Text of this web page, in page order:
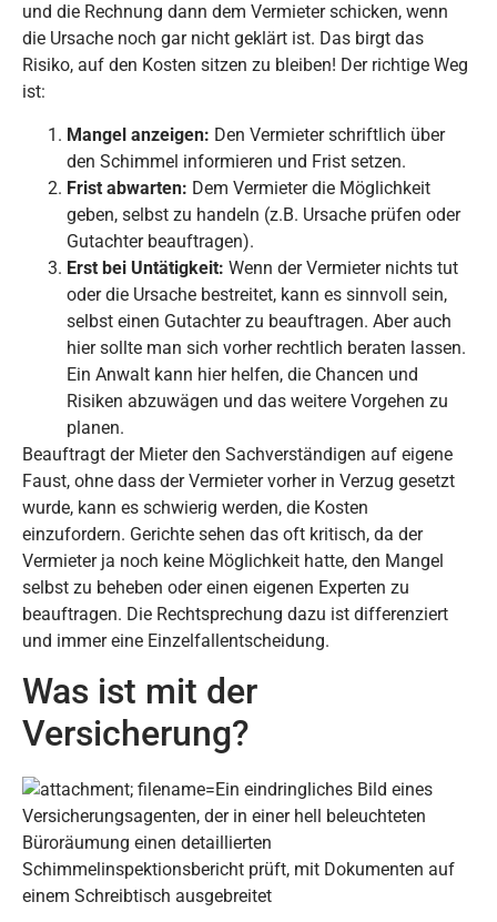
und die Rechnung dann dem Vermieter schicken, wenn
die Ursache noch gar nicht geklärt ist. Das birgt das
Risiko, auf den Kosten sitzen zu bleiben! Der richtige Weg
ist:
Mangel anzeigen: Den Vermieter schriftlich über
den Schimmel informieren und Frist setzen.
Frist abwarten: Dem Vermieter die Möglichkeit
geben, selbst zu handeln (z.B. Ursache prüfen oder
Gutachter beauftragen).
Erst bei Untätigkeit: Wenn der Vermieter nichts tut
oder die Ursache bestreitet, kann es sinnvoll sein,
selbst einen Gutachter zu beauftragen. Aber auch
hier sollte man sich vorher rechtlich beraten lassen.
Ein Anwalt kann hier helfen, die Chancen und
Risiken abzuwägen und das weitere Vorgehen zu
planen.
Beauftragt der Mieter den Sachverständigen auf eigene
Faust, ohne dass der Vermieter vorher in Verzug gesetzt
wurde, kann es schwierig werden, die Kosten
einzufordern. Gerichte sehen das oft kritisch, da der
Vermieter ja noch keine Möglichkeit hatte, den Mangel
selbst zu beheben oder einen eigenen Experten zu
beauftragen. Die Rechtsprechung dazu ist differenziert
und immer eine Einzelfallentscheidung.
Was ist mit der
Versicherung?